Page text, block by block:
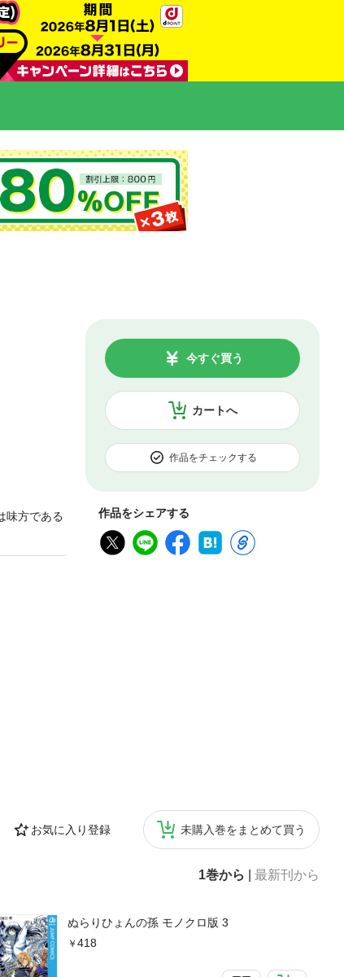
カートへ
今すぐ買う
作品をチェックする
作品をシェアする
お気に入り登録 未購入巻をまとめて買う
1巻から 最新刊から
ぬらりひょんの孫 モノクロ版 3
418
味方である